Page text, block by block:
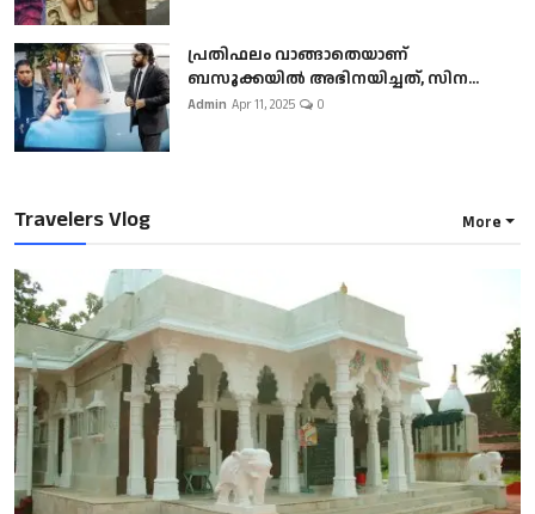
പ്രതിഫലം വാങ്ങാതെയാണ്
ബസൂക്കയില്‍ അഭിനയിച്ചത്, സിന...
Admin Apr 11, 2025 0
Travelers Vlog More